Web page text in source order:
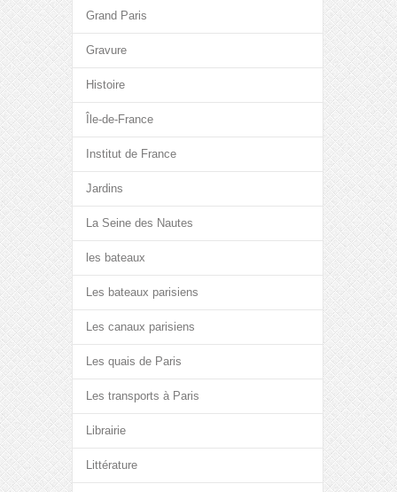
Grand Paris
Gravure
Histoire
Île-de-France
Institut de France
Jardins
La Seine des Nautes
les bateaux
Les bateaux parisiens
Les canaux parisiens
Les quais de Paris
Les transports à Paris
Librairie
Littérature